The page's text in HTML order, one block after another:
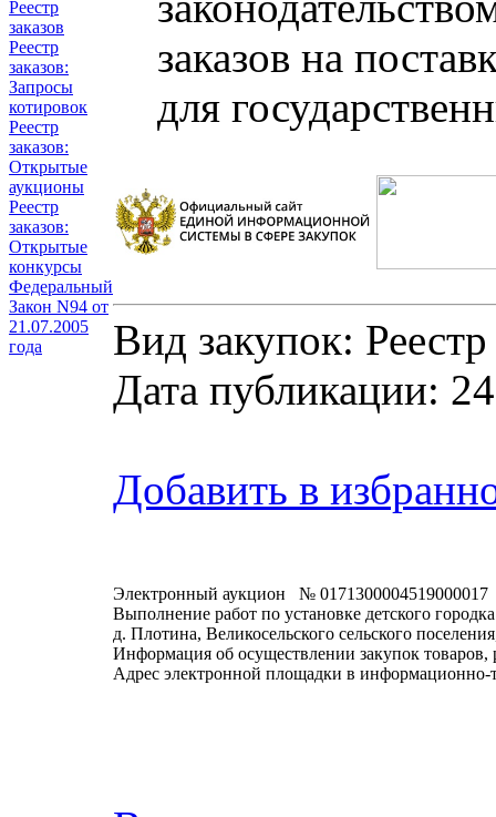
Реестр
заказов
Реестр
заказов:
Запросы
котировок
Реестр
заказов:
Открытые
аукционы
Реестр
заказов:
Открытые
конкурсы
Федеральный
Закон N94 от
21.07.2005
года
заказов на
для
Вид закупок:
Дата публикации:
Добавить в
Электронный аукцион № 0171300004519000017
Выполнение работ по установке детского
д. Плотина, Великосельского сельского
Информация об осуществлении закупок
Адрес электронной площадки в